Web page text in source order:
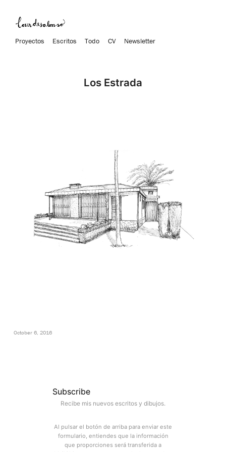
Proyectos Escritos Todo CV Newsletter
Los Estrada
October 6, 2016
Subscribe
Recibe mis nuevos escritos y dibujos.
Al pulsar el botón de arriba para enviar este
formulario, entiendes que la información
que proporciones será transferida a